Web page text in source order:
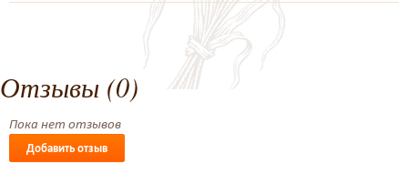
Отзывы (0)
Пока нет отзывов
Добавить отзыв